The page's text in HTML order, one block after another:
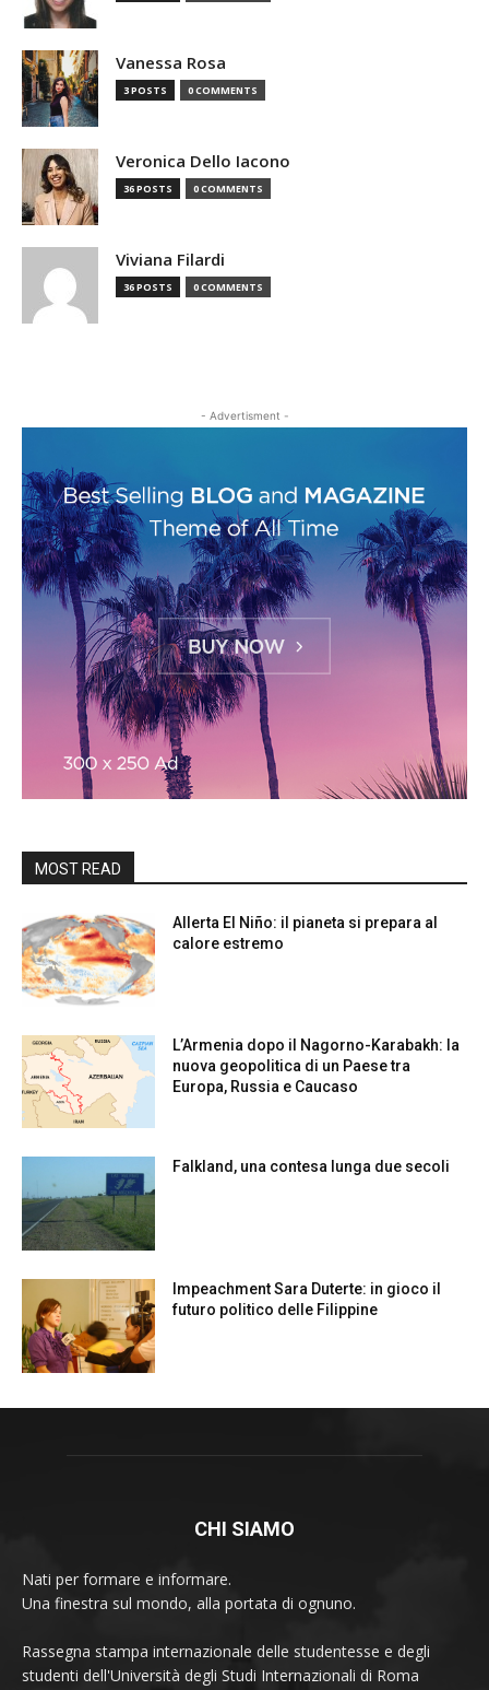
Vanessa Rosa
3 POSTS 0 COMMENTS
Veronica Dello Iacono
36 POSTS 0 COMMENTS
Viviana Filardi
36 POSTS 0 COMMENTS
- Advertisment -
MOST READ
Allerta El Niño: il pianeta si prepara al
calore estremo
L’Armenia dopo il Nagorno-Karabakh: la
nuova geopolitica di un Paese tra
Europa, Russia e Caucaso
Falkland, una contesa lunga due secoli
Impeachment Sara Duterte: in gioco il
futuro politico delle Filippine
CHI SIAMO
Nati per formare e informare.
Una finestra sul mondo, alla portata di ognuno.
Rassegna stampa internazionale delle studentesse e degli
studenti dell'Università degli Studi Internazionali di Roma